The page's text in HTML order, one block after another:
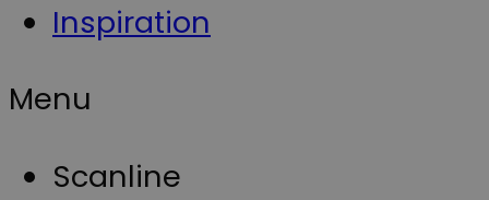
Inspiration
Menu
Scanline